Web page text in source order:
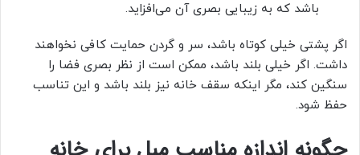
باشد که به زیبایی بصری آن می‌افزاید.
اگر پشتی خیلی کوتاه باشد، سر و گردن حمایت کافی نخواهند
داشت. اگر خیلی بلند باشد، ممکن است از نظر بصری فضا را
سنگین کند، مگر اینکه سقف خانه نیز بلند باشد و این تناسب
حفظ شود.